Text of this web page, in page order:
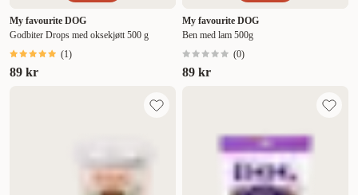
My favourite DOG
Godbiter Drops med oksekjøtt 500 g
(1)
89 kr
My favourite DOG
Ben med lam 500g
(0)
89 kr